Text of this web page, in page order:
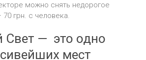
можно снять недорогое
грн. с человека.
Свет — это одно
мест